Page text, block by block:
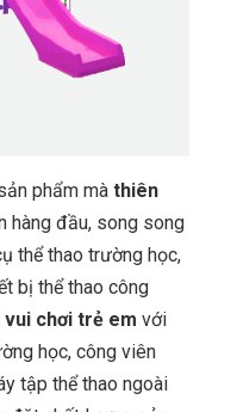
phẩm mà thiên
hàng đầu, song song
thể thao trường học,
bị thể thao công
chơi trẻ em với
học, công viên
tập thể thao ngoài